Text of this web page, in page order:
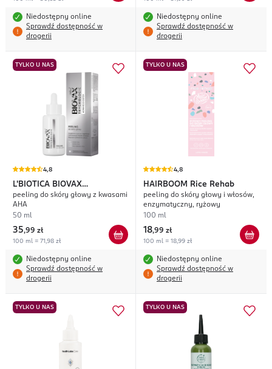
Niedostępny online
Sprawdź dostępność w
drogerii
Niedostępny online
Sprawdź dostępność w
drogerii
TYLKO U NAS
4,8
L'BIOTICA BIOVAX
Trychologic Advanced Detox
peeling do skóry głowy z kwasami
AHA
50 ml
35,99 zł
100 ml = 71,98 zł
Niedostępny online
Sprawdź dostępność w
drogerii
TYLKO U NAS
4,8
HAIRBOOM Rice Rehab
peeling do skóry głowy i włosów,
enzymatyczny, ryżowy
100 ml
18,99 zł
100 ml = 18,99 zł
Niedostępny online
Sprawdź dostępność w
drogerii
TYLKO U NAS TYLKO U NAS